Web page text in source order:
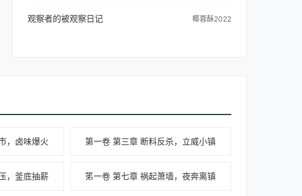
观察者的被观察日记 椰蓉酥2022
，卤味爆火 第一卷 第三章 断料反杀，立威小镇
，釜底抽薪 笫一卷 第七章 祸起萧墙，夜奔离镇